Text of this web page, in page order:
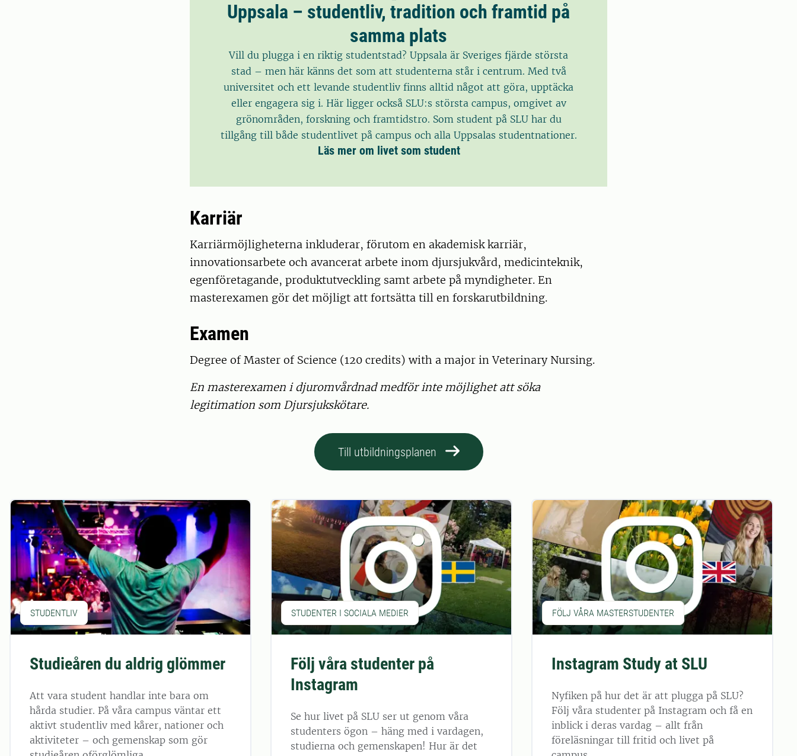
Uppsala – studentliv, tradition och framtid på
samma plats
Vill du plugga i en riktig studentstad? Uppsala är Sveriges fjärde största
stad – men här känns det som att studenterna står i centrum. Med två
universitet och ett levande studentliv finns alltid något att göra, upptäcka
eller engagera sig i. Här ligger också SLU:s största campus, omgivet av
grönområden, forskning och framtidstro. Som student på SLU har du
tillgång till både studentlivet på campus och alla Uppsalas studentnationer.
Läs mer om livet som student
Karriär
Karriärmöjligheterna inkluderar, förutom en akademisk karriär,
innovationsarbete och avancerat arbete inom djursjukvård, medicinteknik,
egenföretagande, produktutveckling samt arbete på myndigheter. En
masterexamen gör det möjligt att fortsätta till en forskarutbildning.
Examen
Degree of Master of Science (120 credits) with a major in Veterinary Nursing.
En masterexamen i djuromvårdnad medför inte möjlighet att söka
legitimation som Djursjukskötare.
Till utbildningsplanen
STUDENTLIV
Studieåren du aldrig glömmer
Att vara student handlar inte bara om
hårda studier. På våra campus väntar ett
aktivt studentliv med kårer, nationer och
aktiviteter – och gemenskap som gör
STUDENTER I SOCIALA MEDIER
Följ våra studenter på
Instagram
Se hur livet på SLU ser ut genom våra
studenters ögon – häng med i vardagen,
studierna och gemenskapen! Hur är det
FÖLJ VÅRA MASTERSTUDENTER
Instagram Study at SLU
Nyfiken på hur det är att plugga på SLU?
Följ våra studenter på Instagram och få en
inblick i deras vardag – allt från
föreläsningar till fritid och livet på